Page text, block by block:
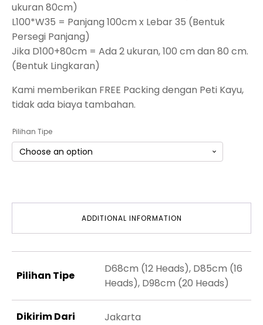
ukuran 80cm)
L100*W35 = Panjang 100cm x Lebar 35 (Bentuk
Persegi Panjang)
Jika D100+80cm = Ada 2 ukuran, 100 cm dan 80 cm.
(Bentuk Lingkaran)
Kami memberikan FREE Packing dengan Peti Kayu,
tidak ada biaya tambahan.
Pilihan Tipe
ADDITIONAL INFORMATION
Pilihan Tipe
D68cm (12 Heads), D85cm (16
Heads), D98cm (20 Heads)
Dikirim Dari Jakarta